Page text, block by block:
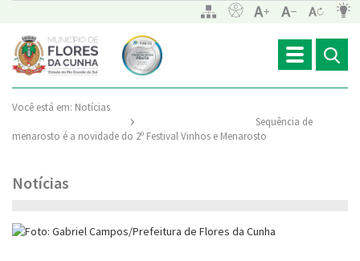
Toggle
navigation
Você está em: Notícias
Sequência de
menarosto é a novidade do 2º Festival Vinhos e Menarosto
Notícias